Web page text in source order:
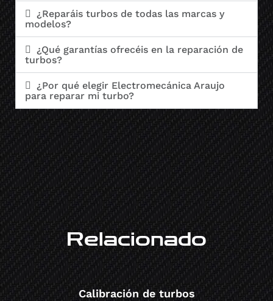
¿Reparáis turbos de todas las marcas y
modelos?
¿Qué garantías ofrecéis en la reparación de
turbos?
¿Por qué elegir Electromecánica Araujo
para reparar mi turbo?
Relacionado
Calibración de turbos